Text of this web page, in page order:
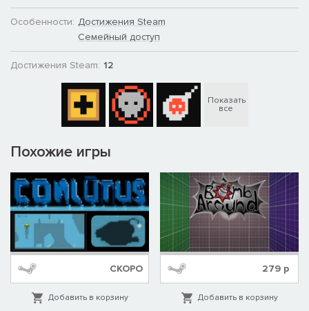
Особенности: Достижения Steam
Семейный доступ
Достижения Steam: 12
Показать
все
Похожие игры
СКОРО
Добавить в корзину
279 р
Добавить в корзину